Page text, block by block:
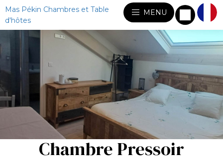
Mas Pékin Chambres et Table
d'hôtes
MENU
Chambre Pressoir